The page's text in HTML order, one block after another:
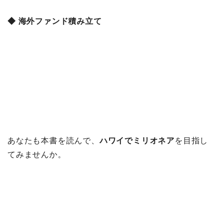
◆ 海外ファンド積み立て
あなたも本書を読んで、ハワイでミリオネアを目指し
てみませんか。